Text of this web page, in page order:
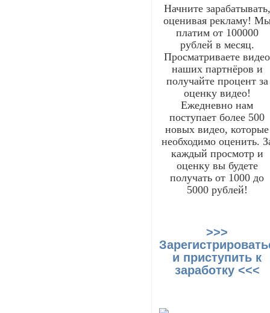
Начните зарабатывать,
оценивая рекламу!
платим от 100000
рублей в месяц.
Просматриваете видео
наших партнёров и
получайте процент за
оценку видео!
Ежедневно нам
поступает более 500
новых видео, которые
необходимо оценить.
каждый просмотр и
оценку вы будете
получать от 1000 до
5000 рублей!
>>>
и приступить к
заработку <<<